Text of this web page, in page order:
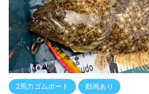
2馬力ゴムボート 動画あり